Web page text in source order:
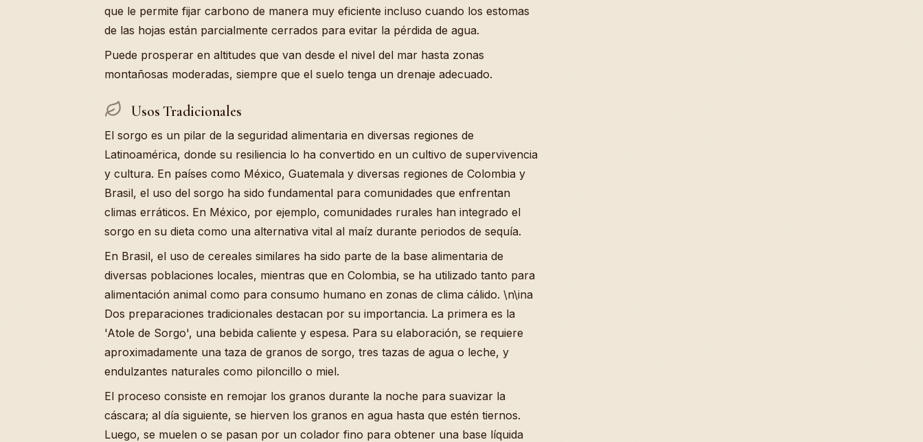
que le permite fijar carbono de manera muy eficiente incluso cuando los estomas
de las hojas están parcialmente cerrados para evitar la pérdida de agua.
Puede prosperar en altitudes que van desde el nivel del mar hasta zonas
montañosas moderadas, siempre que el suelo tenga un drenaje adecuado.
Usos Tradicionales
El sorgo es un pilar de la seguridad alimentaria en diversas regiones de
Latinoamérica, donde su resiliencia lo ha convertido en un cultivo de supervivencia
y cultura. En países como México, Guatemala y diversas regiones de Colombia y
Brasil, el uso del sorgo ha sido fundamental para comunidades que enfrentan
climas erráticos. En México, por ejemplo, comunidades rurales han integrado el
sorgo en su dieta como una alternativa vital al maíz durante periodos de sequía.
En Brasil, el uso de cereales similares ha sido parte de la base alimentaria de
diversas poblaciones locales, mientras que en Colombia, se ha utilizado tanto para
alimentación animal como para consumo humano en zonas de clima cálido. \n\ina
Dos preparaciones tradicionales destacan por su importancia. La primera es la
'Atole de Sorgo', una bebida caliente y espesa. Para su elaboración, se requiere
aproximadamente una taza de granos de sorgo, tres tazas de agua o leche, y
endulzantes naturales como piloncillo o miel.
El proceso consiste en remojar los granos durante la noche para suavizar la
cáscara; al día siguiente, se hierven los granos en agua hasta que estén tiernos.
Luego, se muelen o se pasan por un colador fino para obtener una base líquida